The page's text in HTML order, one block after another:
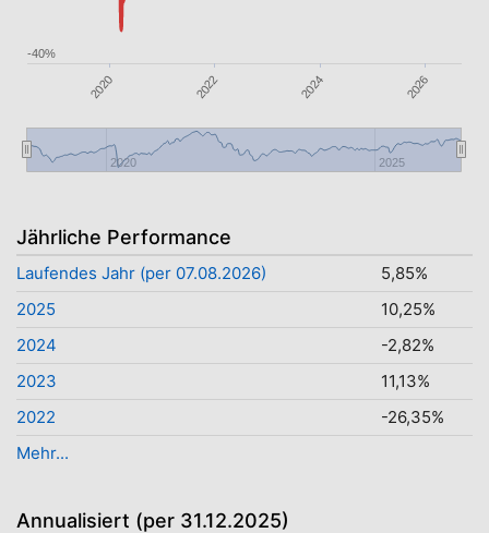
2020 2022 2024 2026
2020 2025
-40%
Jährliche Performance
Laufendes Jahr (per 07.08.2026)
5,85%
2025
10,25%
2024
-2,82%
2023
11,13%
2022
-26,35%
Mehr...
Annualisiert (per 31.12.2025)